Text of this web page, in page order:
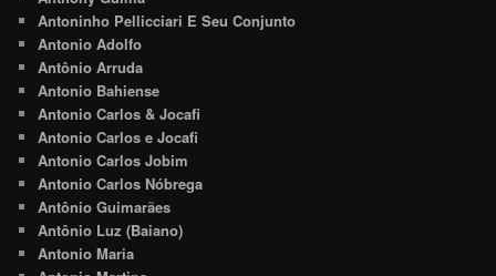
Antoninho Pellicciari E Seu Conjunto
Antonio Adolfo
Antônio Arruda
Antonio Bahiense
Antonio Carlos & Jocafi
Antonio Carlos e Jocafi
Antonio Carlos Jobim
Antonio Carlos Nóbrega
Antônio Guimarães
Antônio Luz (Baiano)
Antonio Maria